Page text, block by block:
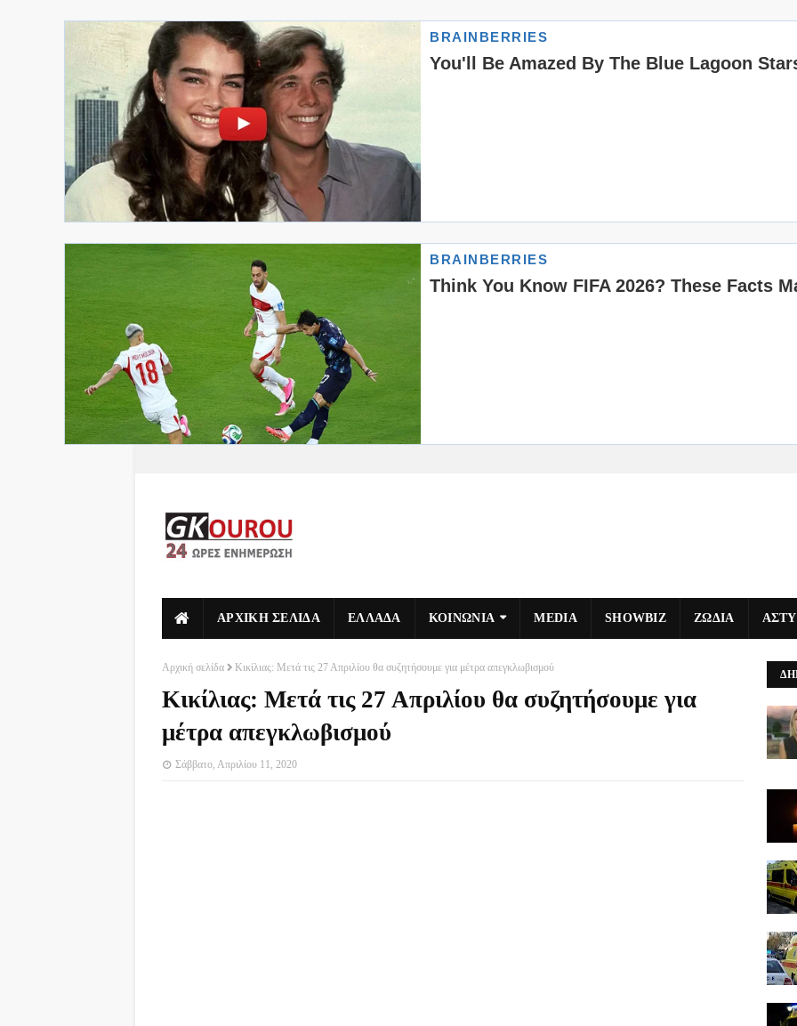
ΑΡΧΙΚΗ ΣΕΛΙΔΑ ΕΛΛΑΔΑ ΚΟΙΝΩΝΙΑ MEDIA SHOWBIZ ΖΩΔΙΑ
Αρχική σελίδα Κικίλιας: Μετά τις 27 Απριλίου θα συζητήσουμε για μέτρα απεγκλωβισμού
Κικίλιας: Μετά τις 27 Απριλίου θα συζητήσουμε για
μέτρα απεγκλωβισμού
Σάββατο, Απριλίου 11, 2020